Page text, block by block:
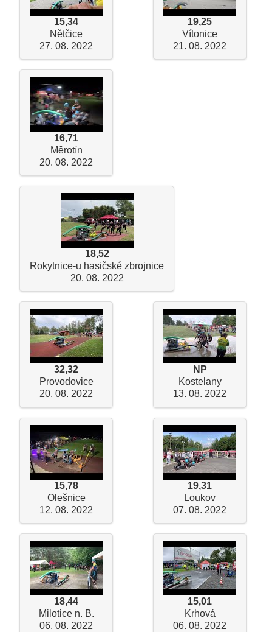
15,34
Nětčice
27. 08. 2022
19,25
Vítonice
21. 08. 2022
16,71
Měrotín
20. 08. 2022
18,52
Rokytnice-u hasičské zbrojnice
20. 08. 2022
32,32
Provodovice
20. 08. 2022
NP
Kostelany
13. 08. 2022
15,78
Olešnice
12. 08. 2022
19,31
Loukov
07. 08. 2022
18,44
Milotice n. B.
06. 08. 2022
15,01
Krhová
06. 08. 2022